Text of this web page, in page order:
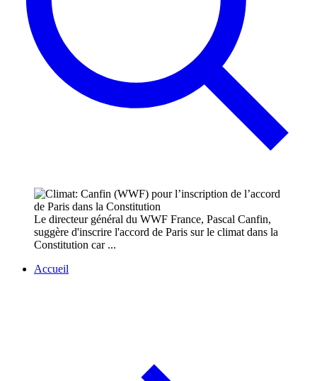
Le directeur général du WWF France, Pascal Canfin,
suggère d'inscrire l'accord de Paris sur le climat dans la
Constitution car ...
Accueil